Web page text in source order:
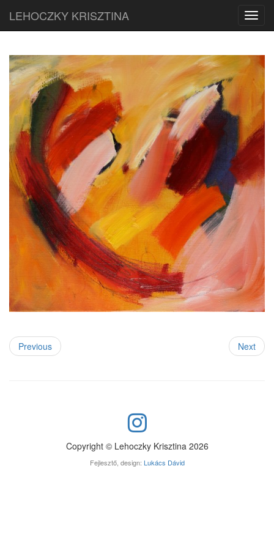
LEHOCZKY KRISZTINA
Previous Next
Copyright © Lehoczky Krisztina 2026
Fejlesztő, design: Lukács Dávid